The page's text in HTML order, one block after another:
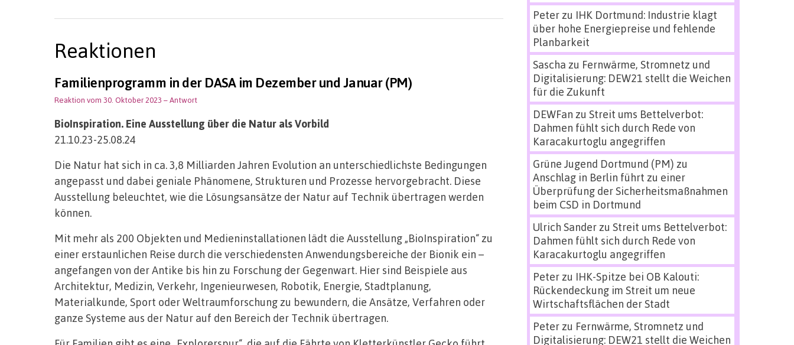
Reaktionen
Familienprogramm in der DASA im Dezember und Januar (PM)
Reaktion vom 30. Oktober 2023 – Antwort
BioInspiration. Eine Ausstellung über die Natur als Vorbild
21.10.23-25.08.24
Die Natur hat sich in ca. 3,8 Milliarden Jahren Evolution an unterschiedlichste Bedingungen
angepasst und dabei geniale Phänomene, Strukturen und Prozesse hervorgebracht. Diese
Ausstellung beleuchtet, wie die Lösungsansätze der Natur auf Technik übertragen werden
können.
Mit mehr als 200 Objekten und Medieninstallationen lädt die Ausstellung „BioInspiration“ zu
einer erstaunlichen Reise durch die verschiedensten Anwendungsbereiche der Bionik ein –
angefangen von der Antike bis hin zu Forschung der Gegenwart. Hier sind Beispiele aus
Architektur, Medizin, Verkehr, Ingenieurwesen, Robotik, Energie, Stadtplanung,
Materialkunde, Sport oder Weltraumforschung zu bewundern, die Ansätze, Verfahren oder
ganze Systeme aus der Natur auf den Bereich der Technik übertragen.
Peterzu IHK Dortmund: Industrie klagt
über hohe Energiepreise und fehlende
Planbarkeit
Sascha zu Fernwärme, Stromnetz und
Digitalisierung: DEW21 stellt die Weichen
für die Zukunft
DEWFan zu Streit ums Bettelverbot:
Dahmen fühlt sich durch Rede von
Karacakurtoglu angegriffen
Grüne Jugend Dortmund (PM) zu
Anschlag in Berlin führt zu einer
Überprüfung der Sicherheitsmaßnahmen
beim CSD in Dortmund
Ulrich Sanderzu Streit ums Bettelverbot:
Dahmen fühlt sich durch Rede von
Karacakurtoglu angegriffen
Peterzu IHK-Spitze bei OB Kalouti:
Rückendeckung im Streit um neue
Wirtschaftsflächen der Stadt
Peterzu Fernwärme, Stromnetz und
Digitalisierung: DEW21 stellt die Weichen